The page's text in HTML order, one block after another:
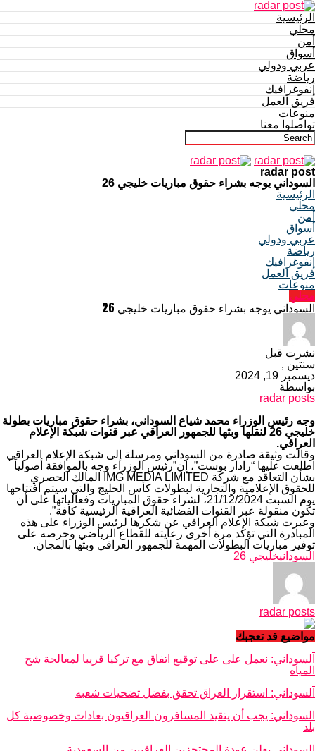
الرئيسية
محلي
أمن
أسواق
عربي ودولي
رياضة
إنفوغرافيك
فريق العمل
منوعات
تواصلوا معنا
radar post
السوداني يوجه بشراء حقوق مباريات خليجي 26
الرئيسية
محلي
أمن
أسواق
عربي ودولي
رياضة
إنفوغرافيك
فريق العمل
منوعات
محلي
السوداني يوجه بشراء حقوق مباريات خليجي 26
نشرت قبل
سنتين ,
ديسمبر 19, 2024
بواسطة
radar posts
وجه رئيس الوزراء محمد شياع السوداني، بشراء حقوق مباريات بطولة
خليجي 26 لنقلها وبثها للجمهور العراقي عبر قنوات شبكة الإعلام
العراقي.
وقالت وثيقة صادرة من السوداني ومرسلة إلى شبكة الإعلام العراقي
اطلعت عليها “رادار بوست”، إن”رئيس الوزراء وجه بالموافقة أصولياً
بشأن التعاقد مع شركة IMG MEDIA LIMITED المالك الحصري
للحقوق الإعلامية والتجارية لبطولات كأس الخليج والتي سيتم افتتاحها
يوم السبت 21/12/2024، لشراء حقوق المباريات وفعالياتها على أن
تكون منقولة عبر القنوات الفضائية العراقية الرئيسية كافة”.
وعبرت شبكة الإعلام العراقي عن شكرها لرئيس الوزراء على هذه
المبادرة التي تؤكد مرة أخرى رعايته للقطاع الرياضي وحرصه على
توفير مباريات البطولات المهمة للجمهور العراقي وبثها بالمجان.
السودانيخليجي 26
radar posts
مواضيع قد تعجبك
السوداني: نعمل على على توقيع اتفاق مع تركيا قريبا لمعالجة شح
المياه
السوداني: استقرار العراق تحقق بفضل تضحيات شعبه
السوداني: يجب أن يتقيد المسافرون العراقيون بعادات وخصوصية كل
بلد